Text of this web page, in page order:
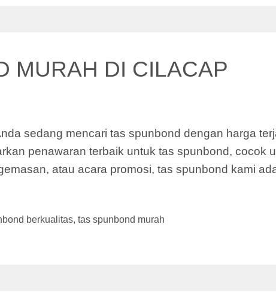
MURAH DI CILACAP
sedang mencari tas spunbond dengan harga
penawaran terbaik untuk tas spunbond, cocok
atau acara promosi, tas spunbond kami
berkualitas, tas spunbond murah